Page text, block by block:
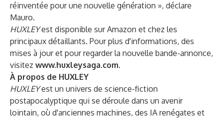
réinventée pour une nouvelle génération », déclare
Mauro.
HUXLEYest disponible sur Amazon et chez les
principaux détaillants. Pour plus d'informations, des
mises à jour et pour regarder la nouvelle bande-annonce,
visitez www.huxleysaga.com.
À propos de HUXLEY
HUXLEYest un univers de science-fiction
postapocalyptique qui se déroule dans un avenir
lointain, où d'anciennes machines, des IA renégates et